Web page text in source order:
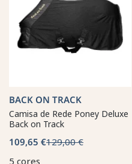
BACK ON TRACK
Camisa de Rede Poney Deluxe
Back on Track
109,65 €129,00 €
5 cores